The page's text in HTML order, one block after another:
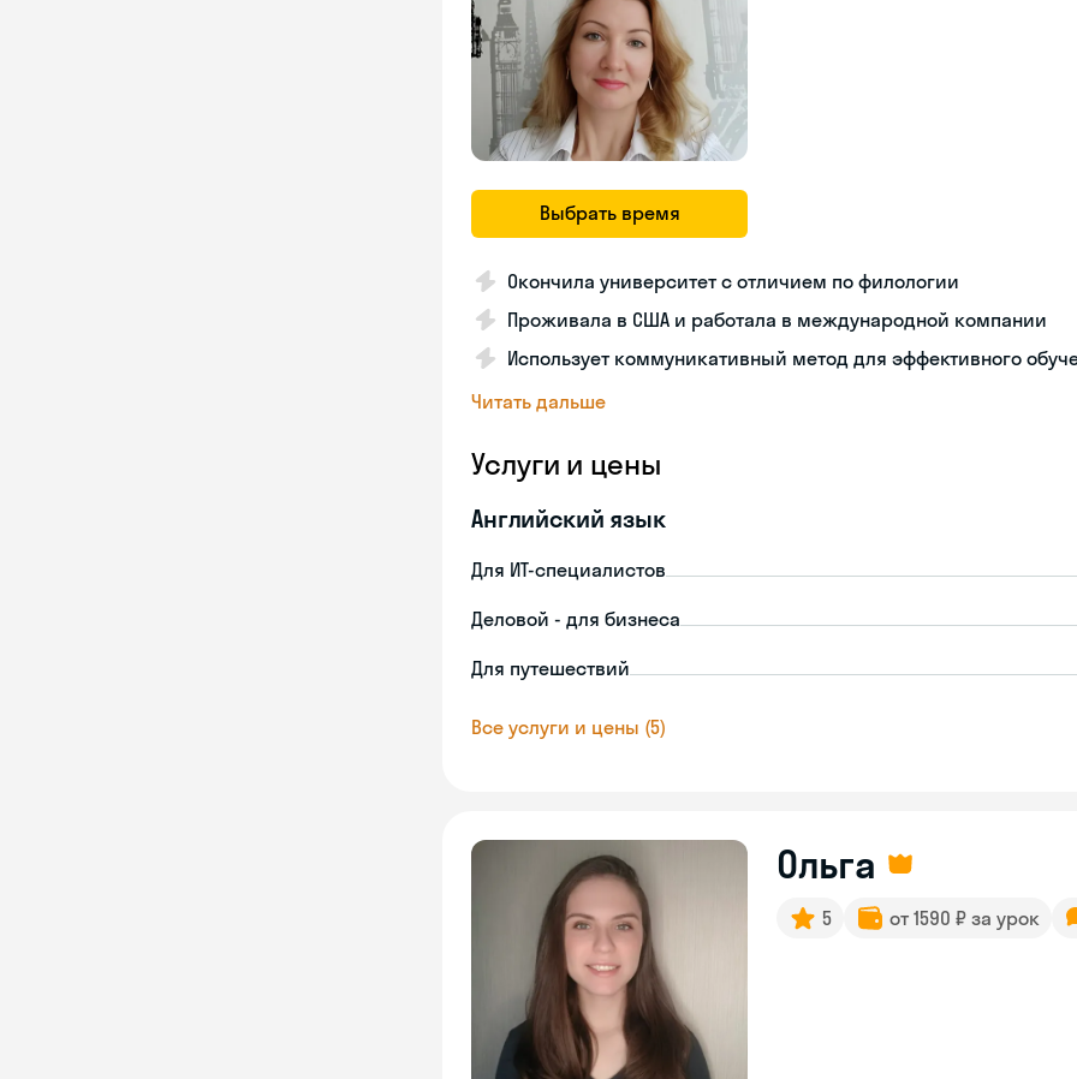
Выбрать время
Окончила университет с отличием по филологии
Проживала в США и работала в международной компании
Использует коммуникативный метод для эффективного
Читать дальше
Услуги и цены
Английский язык
Для ИТ-специалистов
Деловой - для бизнеса
Для путешествий
Все услуги и цены (5)
Ольга
5 от 1590 ₽ за урок